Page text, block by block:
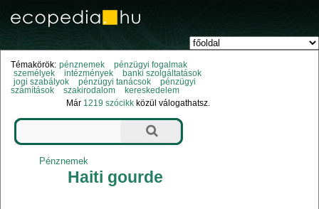
Témakörök: pénznemek
pénzügyi fogalmak
személyek
intézmények
banki szolgáltatások
jogi szabályok
pénzügyi tanácsok
pénzügyi
számítások
szakirodalom
kereskedelem
Már 1219 szócikk közül válogathatsz.
Pénznemek
Haiti gourde